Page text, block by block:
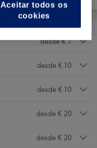
desde € 7
desde € 10
desde € 10
desde € 20
desde € 20
Aceitar todos os
cookies